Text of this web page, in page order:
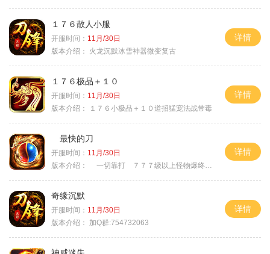
１７６散人小服
开服时间： 11月/30日
版本介绍：
火龙沉默冰雪神器微变复古
详情
１７６极品＋１０
开服时间： 11月/30日
版本介绍：
１７６小极品＋１０道招猛宠法战带毒
详情
最快的刀
开服时间： 11月/30日
版本介绍：
一切靠打 ７７７级以上怪物爆终极
详情
奇缘沉默
开服时间： 11月/30日
版本介绍：
加Q群:754732063
详情